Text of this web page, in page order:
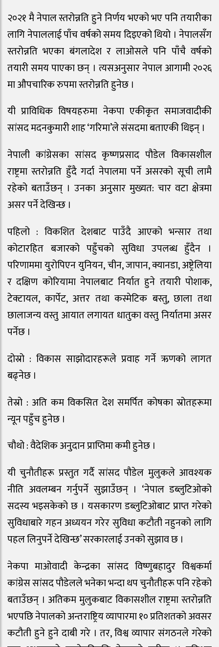
२०२१ मै नेपाल स्तरोन्नति हुने निर्णय भएको भए पनि तयारीका
लागि नेपाललाई पाँच वर्षको समय दिइएको थियो । नेपालसँग
स्तरोन्नति भएका बंगलादेश र लाओसले पनि पाँचै वर्षको
तयारी समय पाएका छन् । त्यसअनुसार नेपाल आगामी २०२६
मा औपचारिक रुपमा स्तरोन्नति हुनेछ ।
यी प्राविधिक विषयहरुमा नेकपा एकीकृत समाजवादीकी
सांसद मदनकुमारी शाह ‘गरिमा’ले संसदमा बताएकी थिइन् ।
नेपाली कांग्रेसका सांसद कृष्णप्रसाद पौडेल विकासशील
राष्ट्रमा स्तरोन्नति हुँदै गर्दा नेपालमा पर्ने असरको सूची लामै
रहेको बताउँछन् । उनका अनुसार मुख्यत: चार वटा क्षेत्रमा
असर पर्ने देखिन्छ ।
पहिलो : विकशित देशबाट पाउँदै आएको भन्सार तथा
कोटारहित बजारको पहुँचको सुविधा उपलब्ध हुँदैन ।
परिणाममा युरोपिएन युनियन, चीन, जापान, क्यानडा, अष्ट्रेलिया
र दक्षिण कोरियामा नेपालबाट निर्यात हुने तयारी पोशाक,
टेक्टायल, कार्पेट, अत्तर तथा कस्मेटिक बस्तु, छाला तथा
छालाजन्य वस्तु आयात लगायत धातुका वस्तु निर्यातमा असर
पर्नेछ ।
दोस्रो : विकास साझोदारहरूले प्रवाह गर्ने ऋणको लागत
बढ्नेछ ।
तेस्रो : अति कम विकसित देश समर्पित कोषका स्रोतहरूमा
न्यून पहुँच हुनेछ ।
चौथो : वैदेशिक अनुदान प्राप्तिमा कमी हुनेछ ।
यी चुनौतीहरू प्रस्तुत गर्दै सांसद पौडेल मुलुकले आवश्यक
नीति अवलम्बन गर्नुपर्ने सुझाउँछन् । ‘नेपाल डब्लुटिओको
सदस्य भइसकेको छ । यसकारण डब्लुटिओबाट प्राप्त गरेको
सुविधाबारे गहन अध्ययन गरेर सुविधा कटौती नहुनको लागि
पहल लिनुपर्ने देखिन्छ’ सरकारलाई उनको सुझाव छ ।
नेकपा माओवादी केन्द्रका सांसद विष्णुबहादुर विश्वकर्मा
कांग्रेस सांसद पौडेलले भनेका भन्दा थप चुनौतीहरू पनि रहेको
बताउँछन् । अतिकम मुलुकबाट विकासशील राष्ट्रमा स्तरोन्नति
भएपछि नेपालको अन्तराष्ट्रिय व्यापारमा १० प्रतिशतको अवसर
कटौती हुने हुने दाबी गरे । तर, विश्व व्यापार संगठनले गरेको